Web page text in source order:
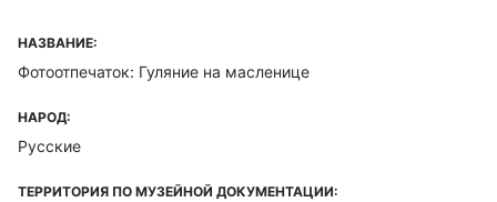
НАЗВАНИЕ:
Фотоотпечаток: Гуляние на масленице
НАРОД:
Русские
ТЕРРИТОРИЯ ПО МУЗЕЙНОЙ ДОКУМЕНТАЦИИ: